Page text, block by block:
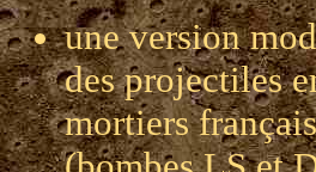
une version
des projectiles
mortiers